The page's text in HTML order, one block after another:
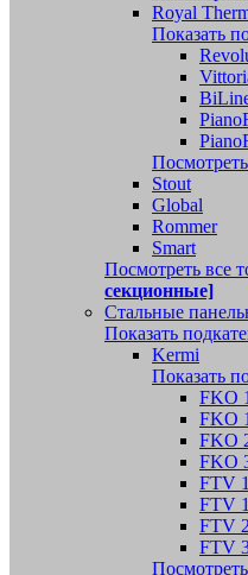
Royal
Показать
Stout
Global
Rommer
Smart
Посмотреть все
секционные]
Стальные
Показать
Kermi
Показать
FKO
FKO
FKO
FKO
FTV
FTV
FTV
FTV